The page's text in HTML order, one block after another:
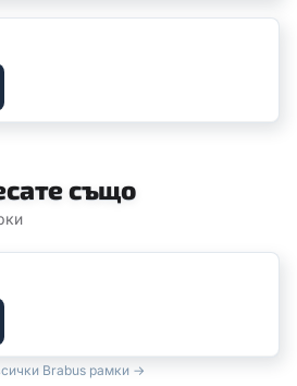
също
Brabus рамки →